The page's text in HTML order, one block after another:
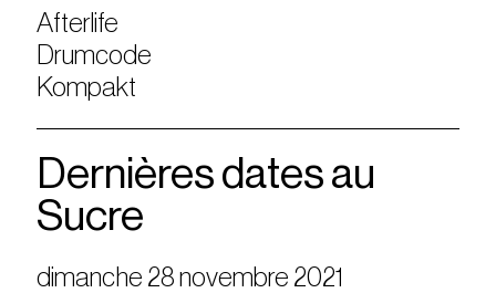
Afterlife
Drumcode
Kompakt
Dernières dates au
Sucre
dimanche 28 novembre 2021